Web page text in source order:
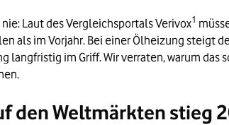
Laut des Vergleichsportals Verivox1
als im Vorjahr. Bei einer Ölheizung steigt
langfristig im Griff. Wir verraten, warum
den Weltmärkten stieg